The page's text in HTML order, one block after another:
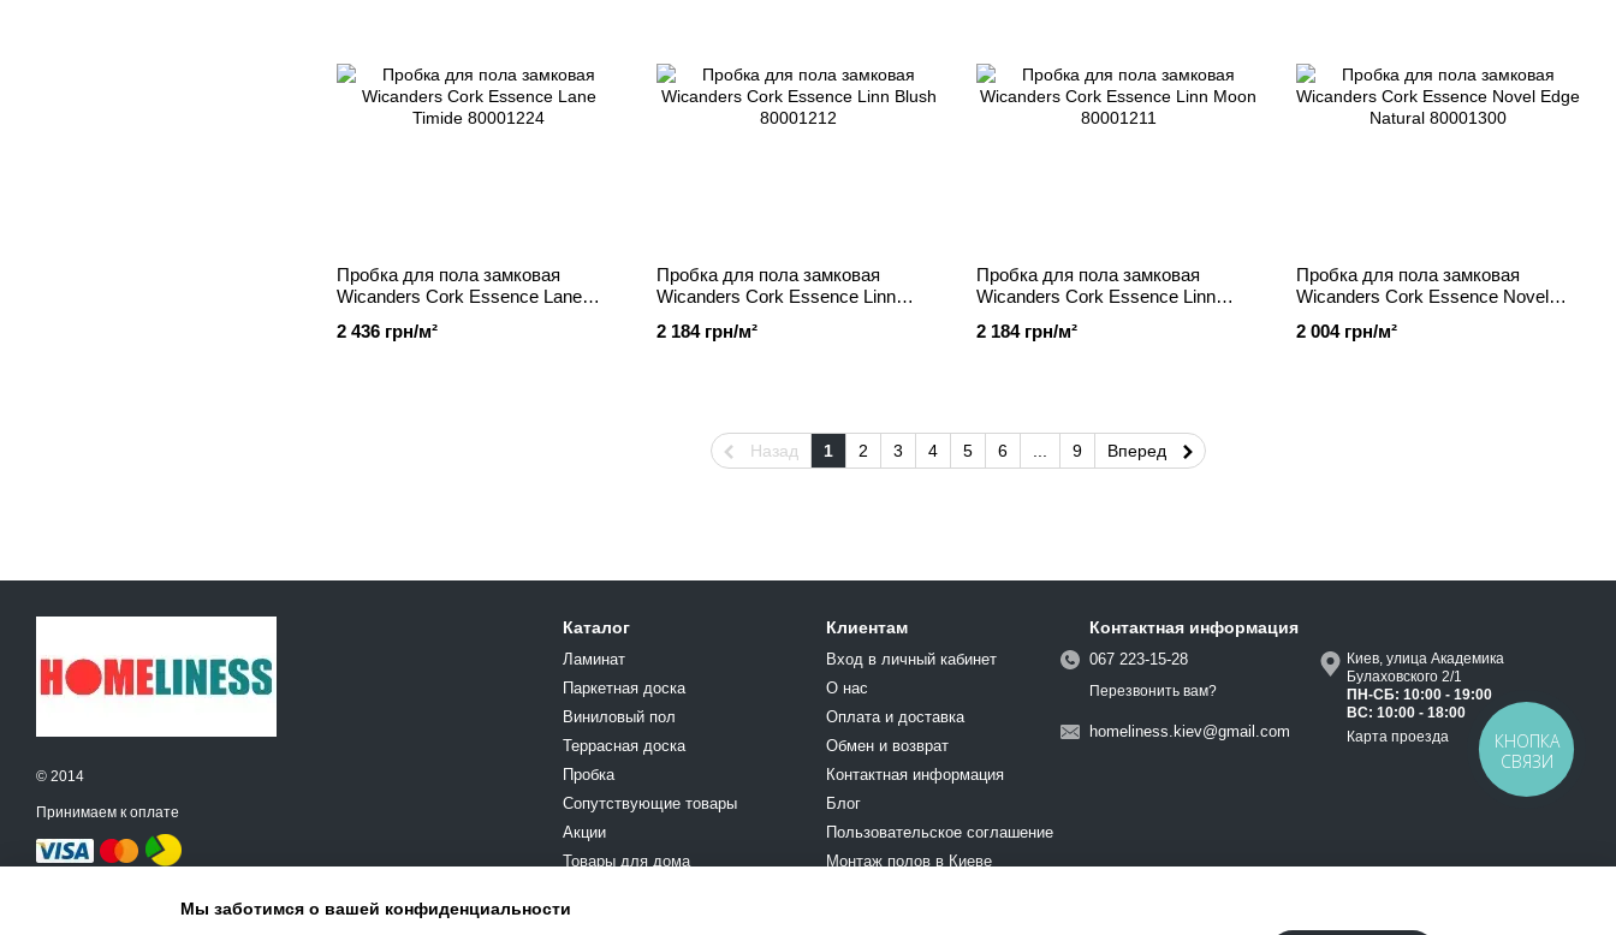
Пробка для пола замковая
Wicanders Cork Essence Lane
2 436 грн/м²
Пробка для пола замковая
Wicanders Cork Essence Linn
2 184 грн/м²
Пробка для пола замковая
Wicanders Cork Essence Linn
2 184 грн/м²
Пробка для пола замковая
Wicanders Cork Essence Novel
2 004 грн/м²
Назад 1 2 3 4 5 6 9 Вперед
© 2014
Принимаем к оплате
Мобильная версия
Каталог
Ламинат
Паркетная доска
Виниловый пол
Террасная доска
Пробка
Cопутствующие товары
Акции
Товары для дома
Краска
Клиентам
Вход в личный кабинет
О нас
Оплата и доставка
Обмен и возврат
Контактная информация
Блог
Пользовательское соглашение
Монтаж полов в Киеве
Контактная информация
067 223-15-28
Перезвонить вам?
homeliness.kiev@gmail.com
Киев, улица Академика
Булаховского 2/1
ПН-СБ: 10:00 - 19:00
ВС: 10:00 - 18:00
Карта проезда
Мы заботимся о вашей конфиденциальности
КНОПКА
СВЯЗИ